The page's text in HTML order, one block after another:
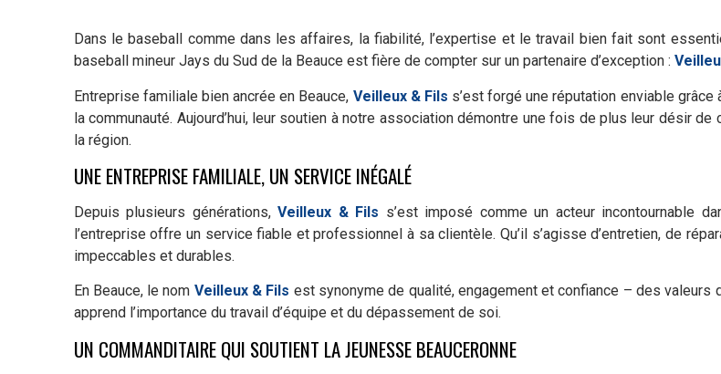
Dans le baseball comme dans les affaires, la fiabilité, l’expertise et le travail bien fait sont
baseball mineur Jays du Sud de la Beauce est fière de compter sur un partenaire d’exception :
Entreprise familiale bien ancrée en Beauce, Veilleux & Fils s’est forgé une réputation enviable
la communauté. Aujourd’hui, leur soutien à notre association démontre une fois de plus leur désir
la région.
UNE ENTREPRISE FAMILIALE, UN SERVICE INÉGALÉ
Depuis plusieurs générations,Veilleux & Fils s’est imposé comme un acteur incontournable
l’entreprise offre un service fiable et professionnel à sa clientèle. Qu’il s’agisse d’entretien, de
impeccables et durables.
En Beauce, le nom Veilleux & Fils est synonyme de qualité, engagement et confiance – des valeurs
apprend l’importance du travail d’équipe et du dépassement de soi.
UN COMMANDITAIRE QUI SOUTIENT LA JEUNESSE BEAUCERONNE